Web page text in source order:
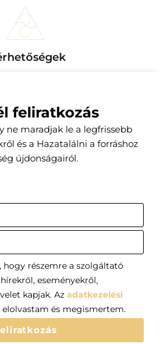
menüpontok
Programok
a hozzám fordulóknak a
belső forrásának
és megtartásában.
hazatalalniaforrashoz.hu
Általános Szerződési Feltételek
feliratkozás
ne maradjak le a legfrissebb
és a Hazatalálni a forráshoz
újdonságairól.
hogy részemre a szolgáltató
eseményekről,
kapjak. Az adatkezelési
és megismertem.